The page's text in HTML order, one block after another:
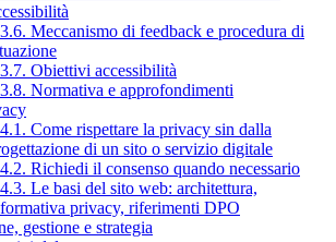
Meccanismo di feedback e procedura di
Obiettivi accessibilità
Normativa e approfondimenti
Come rispettare la privacy sin dalla
di un sito o servizio digitale
Richiedi il consenso quando necessario
Le basi del sito web: architettura,
privacy, riferimenti DPO
gestione e strategia